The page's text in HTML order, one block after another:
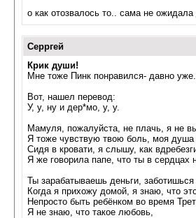
о как отозвалось то.. сама не
Серргей
Крик души!
Мне тоже Пинк понравился- давно
Вот, нашел перевод:
У, у, ну и дер*мо, у, у.
Мамуля, пожалуйста, не плачь, я не
Я тоже чувствую твою боль, моя душа
Сидя в кровати, я слышу, как
Я же говорила папе, что ты в сердцах
Ты зарабатываешь деньги,
Когда я прихожу домой, я знаю, что
Непросто быть ребёнком во время
Я не знаю, что такое любовь,